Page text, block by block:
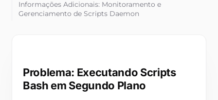
Base de conhecimento
Informações Adicionais: Monitoramento e
Gerenciamento de Scripts Daemon
Segundo Plano
Usando o Operador & com Disown
Problema: Executando Scripts
Bash em Segundo Plano